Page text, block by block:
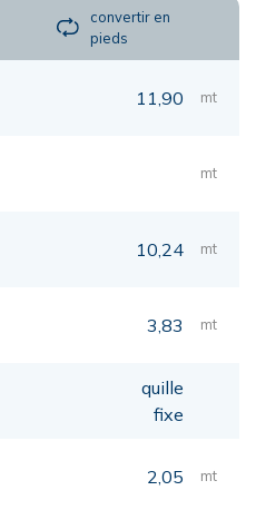
convertir en
pieds
11,90 mt
mt
10,24 mt
3,83 mt
quille
fixe
2,05 mt